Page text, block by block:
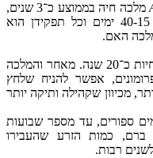
מלכה חיה בממוצע כ־3 שנים,
ואילו הפועלות שאינן מתרבות, שורדות 40-15 ימים וכל תפקידן הוא
האם.
במינים אחדים של נמלים, מלכה עשויה לחיות כ־20 שנה. מאחר והמלכה
אפשר להניח שלחץ
מכיוון שקהילה ותיקה יותר
ספורים, עד מספר שבועות
ברם, כמות הזרע שהעבירו
רבות.